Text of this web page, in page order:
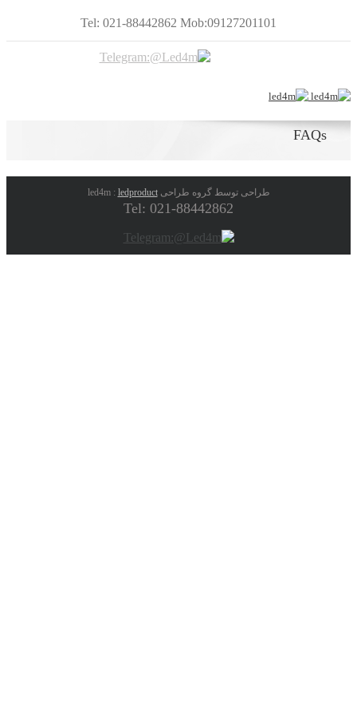
Tel: 021-88442862 Mob:09127201101
FAQs
طراحی توسط گروه طراحی led4m :ledproduct
Tel: 021-88442862